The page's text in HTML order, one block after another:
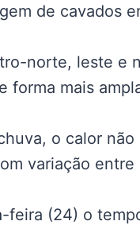
de cavados
norte, leste e
forma mais
o calor
variação entre
feira (24) o